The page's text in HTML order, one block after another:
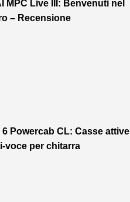
MPC Live III: Benvenuti nel
– Recensione
6 Powercab CL: Casse attive
voce per chitarra